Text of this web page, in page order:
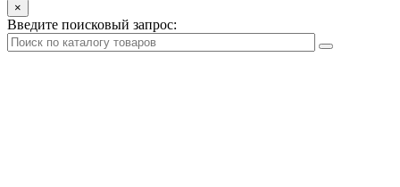
×
Введите поисковый запрос: